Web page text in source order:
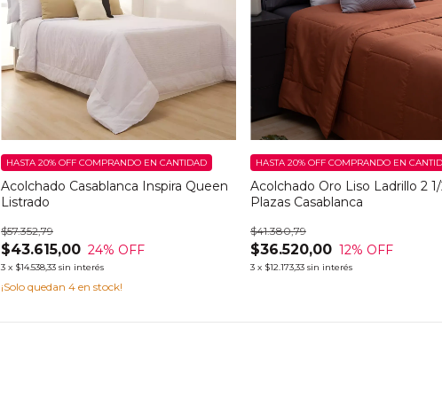
Acolchado Casablanca Inspira Queen
Listrado
$43.615,00
$57.352,79
24% OFF
3 x $14.538,33 sin interés
HASTA 20% OFF COMPRANDO EN CANTIDAD
¡Solo quedan 4 en stock!
Acolchado Oro Liso Ladrillo 2
Plazas Casablanca
$36.520,00
$41.380,79
12% OFF
3 x $12.173,33 sin interés
HASTA 20% OFF COMPRANDO EN